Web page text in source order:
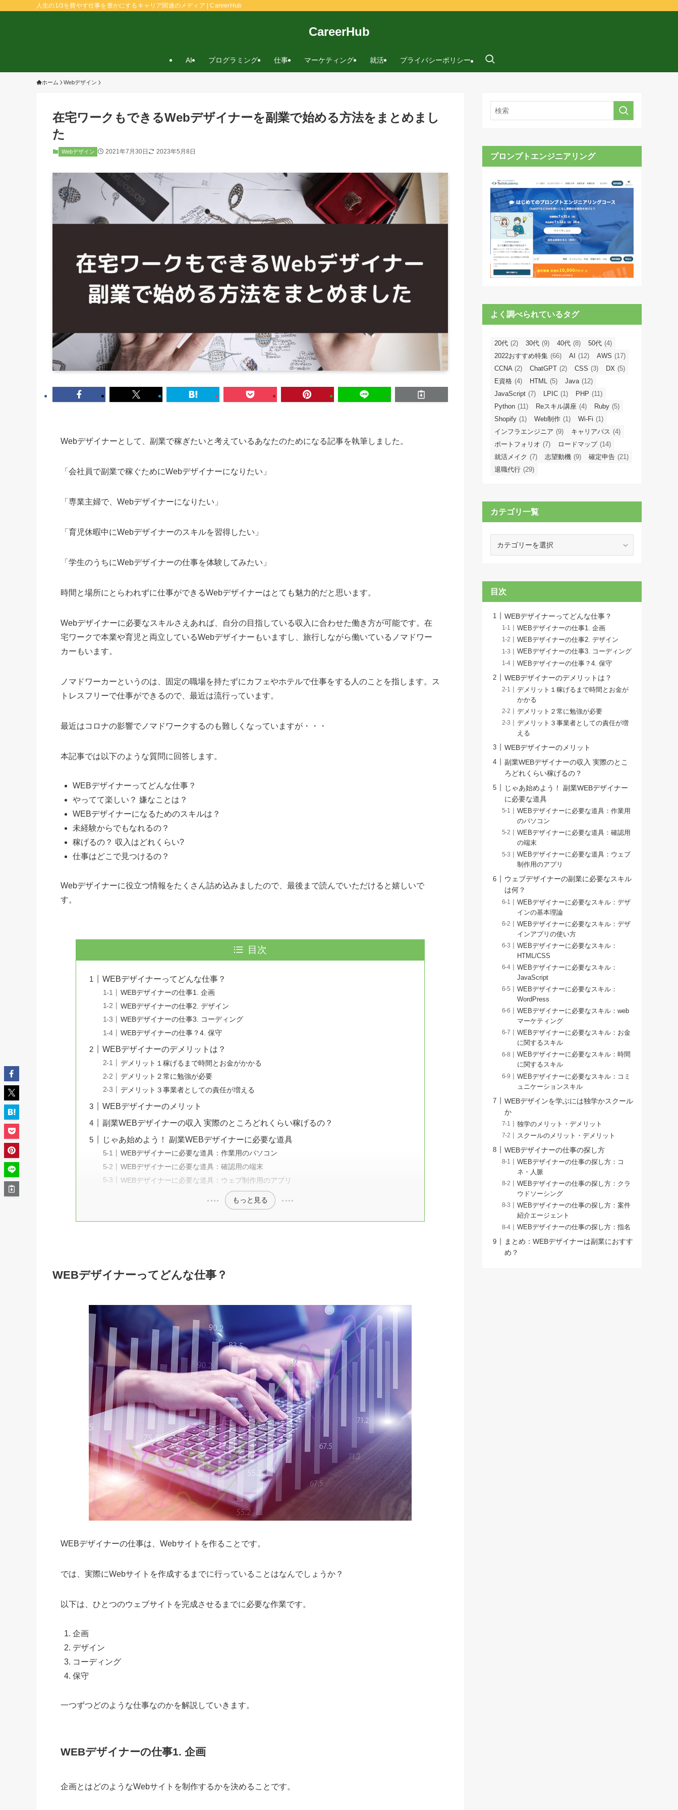
人生の1/3を費やす仕事を豊かにするキャリア関連のメディア | CareerHub
CareerHub
AI プログラミング 仕事 マーケティング 就活 プライバシーポリシー
ホーム Webデザイン
在宅ワークもできるWebデザイナーを副業で始める方法をまとめまし
た
Webデザイン 2021年7月30日 2023年5月8日
Webデザイナーとして、副業で稼ぎたいと考えているあなたのためになる記事を執筆しました。
「会社員で副業で稼ぐためにWebデザイナーになりたい」
「専業主婦で、Webデザイナーになりたい」
「育児休暇中にWebデザイナーのスキルを習得したい」
「学生のうちにWebデザイナーの仕事を体験してみたい」
時間と場所にとらわれずに仕事ができるWebデザイナーはとても魅力的だと思います。
Webデザイナーに必要なスキルさえあれば、自分の目指している収入に合わせた働き方が可能です。在
宅ワークで本業や育児と両立しているWebデザイナーもいますし、旅行しながら働いているノマドワー
カーもいます。
ノマドワーカーというのは、固定の職場を持たずにカフェやホテルで仕事をする人のことを指します。ス
トレスフリーで仕事ができるので、最近は流行っています。
最近はコロナの影響でノマドワークするのも難しくなっていますが・・・
本記事では以下のような質問に回答します。
WEBデザイナーってどんな仕事？
やってて楽しい？ 嫌なことは？
WEBデザイナーになるためのスキルは？
未経験からでもなれるの？
稼げるの？ 収入はどれくらい?
仕事はどこで見つけるの？
Webデザイナーに役立つ情報をたくさん詰め込みましたので、最後まで読んでいただけると嬉しいで
す。
目次
WEBデザイナーってどんな仕事？
WEBデザイナーの仕事1. 企画
WEBデザイナーの仕事2. デザイン
WEBデザイナーの仕事3. コーディング
WEBデザイナーの仕事？4. 保守
WEBデザイナーのデメリットは？
デメリット１稼げるまで時間とお金がかかる
デメリット２常に勉強が必要
デメリット３事業者としての責任が増える
WEBデザイナーのメリット
副業WEBデザイナーの収入 実際のところどれくらい稼げるの？
じゃあ始めよう！ 副業WEBデザイナーに必要な道具
WEBデザイナーに必要な道具：作業用のパソコン
WEBデザイナーに必要な道具：確認用の端末
WEBデザイナーに必要な道具：ウェブ制作用のアプリ
もっと見る
WEBデザイナーってどんな仕事？
WEBデザイナーの仕事は、Webサイトを作ることです。
では、実際にWebサイトを作成するまでに行っていることはなんでしょうか？
以下は、ひとつのウェブサイトを完成させるまでに必要な作業です。
企画
デザイン
コーディング
保守
一つずつどのような仕事なのかを解説していきます。
WEBデザイナーの仕事1. 企画
企画とはどのようなWebサイトを制作するかを決めることです。
プロンプトエンジニアリング
よく調べられているタグ
20代 (2) 30代 (9) 40代 (8) 50代 (4)
2022おすすめ特集 (66) AI (12) AWS (17)
CCNA (2) ChatGPT (2) CSS (3) DX (5)
E資格 (4) HTML (5) Java (12)
JavaScript (7) LPIC (1) PHP (11)
Python (11) Reスキル講座 (4) Ruby (5)
Shopify (1) Web制作 (1) Wi-Fi (1)
インフラエンジニア (9) キャリアパス (4)
ポートフォリオ (7) ロードマップ (14)
就活メイク (7) 志望動機 (9) 確定申告 (21)
退職代行 (29)
カテゴリ一覧
一
覧
目次
WEBデザイナーってどんな仕事？
WEBデザイナーの仕事1. 企画
WEBデザイナーの仕事2. デザイン
WEBデザイナーの仕事3. コーディング
WEBデザイナーの仕事？4. 保守
WEBデザイナーのデメリットは？
デメリット１稼げるまで時間とお金が
かかる
デメリット２常に勉強が必要
デメリット３事業者としての責任が増
える
WEBデザイナーのメリット
副業WEBデザイナーの収入 実際のとこ
ろどれくらい稼げるの？
じゃあ始めよう！ 副業WEBデザイナー
に必要な道具
WEBデザイナーに必要な道具：作業用
のパソコン
WEBデザイナーに必要な道具：確認用
の端末
WEBデザイナーに必要な道具：ウェブ
制作用のアプリ
ウェブデザイナーの副業に必要なスキル
は何？
WEBデザイナーに必要なスキル：デザ
インの基本理論
WEBデザイナーに必要なスキル：デザ
インアプリの使い方
WEBデザイナーに必要なスキル：
HTML/CSS
WEBデザイナーに必要なスキル：
JavaScript
WEBデザイナーに必要なスキル：
WordPress
WEBデザイナーに必要なスキル：web
マーケティング
WEBデザイナーに必要なスキル：お金
に関するスキル
WEBデザイナーに必要なスキル：時間
に関するスキル
WEBデザイナーに必要なスキル：コミ
ュニケーションスキル
WEBデザインを学ぶには独学かスクール
か
独学のメリット・デメリット
スクールのメリット・デメリット
WEBデザイナーの仕事の探し方
WEBデザイナーの仕事の探し方：コ
ネ・人脈
WEBデザイナーの仕事の探し方：クラ
ウドソーシング
WEBデザイナーの仕事の探し方：案件
紹介エージェント
WEBデザイナーの仕事の探し方：指名
まとめ：WEBデザイナーは副業におすす
め？